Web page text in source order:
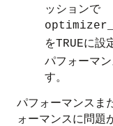
ッションで
をTRUEに設
パフォーマ
す。
パフォーマンスま
ォーマンスに問題